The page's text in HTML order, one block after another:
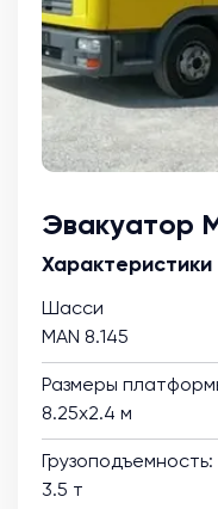
Эвакуатор
Характеристики
Шасси
MAN 8.145
Размеры
8.25х2.4 м
Грузоподъемность:
3.5 т